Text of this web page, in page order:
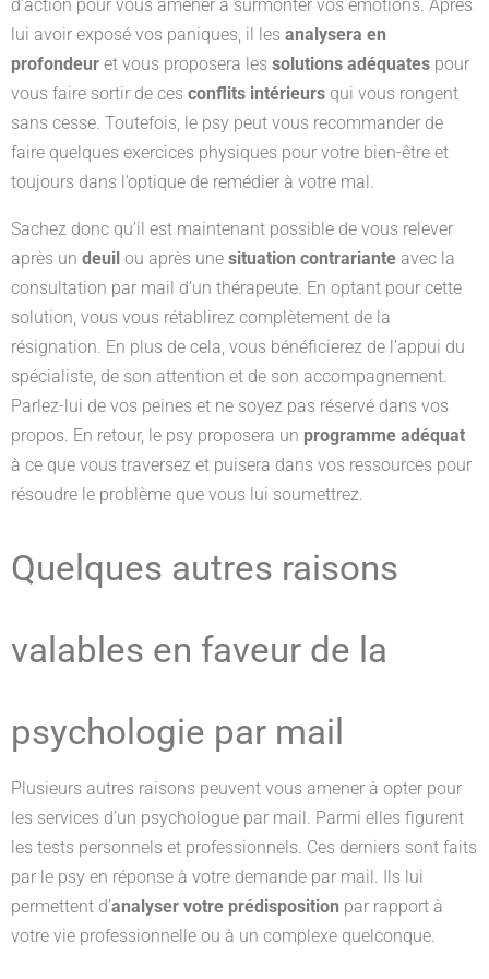
d’action pour vous amener à surmonter vos émotions. Après
lui avoir exposé vos paniques, il les analysera en
profondeur et vous proposera les solutions adéquates pour
vous faire sortir de ces conflits intérieurs qui vous rongent
sans cesse. Toutefois, le psy peut vous recommander de
faire quelques exercices physiques pour votre bien-être et
toujours dans l’optique de remédier à votre mal.
Sachez donc qu’il est maintenant possible de vous relever
après un deuil ou après une situation contrariante avec la
consultation par mail d’un thérapeute. En optant pour cette
solution, vous vous rétablirez complètement de la
résignation. En plus de cela, vous bénéficierez de l’appui du
spécialiste, de son attention et de son accompagnement.
Parlez-lui de vos peines et ne soyez pas réservé dans vos
propos. En retour, le psy proposera un programme adéquat
à ce que vous traversez et puisera dans vos ressources pour
résoudre le problème que vous lui soumettrez.
Quelques autres raisons
valables en faveur de la
psychologie par mail
Plusieurs autres raisons peuvent vous amener à opter pour
les services d’un psychologue par mail. Parmi elles figurent
les tests personnels et professionnels. Ces derniers sont faits
par le psy en réponse à votre demande par mail. Ils lui
permettent d’analyser votre prédisposition par rapport à
votre vie professionnelle ou à un complexe quelconque.